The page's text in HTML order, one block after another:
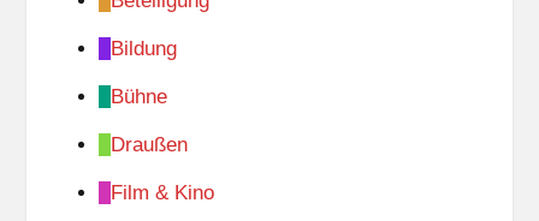
Bildung
Bühne
Draußen
Film & Kino